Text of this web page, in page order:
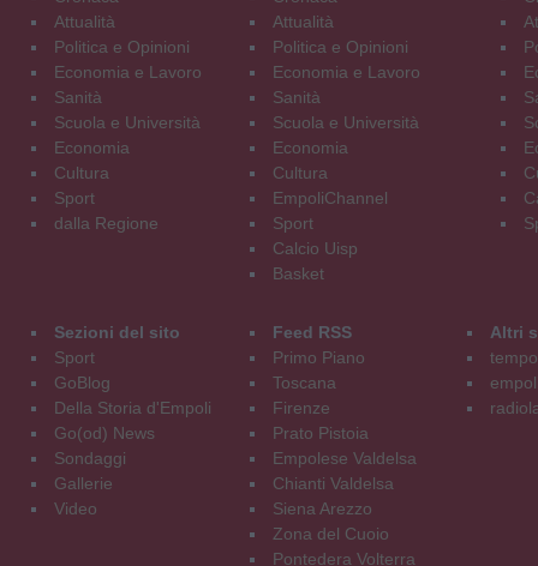
Attualità
Politica e Opinioni
Economia e Lavoro
Sanità
Scuola e Università
Economia
Cultura
Sport
dalla Regione
Attualità
Politica e Opinioni
Economia e Lavoro
Sanità
Scuola e Università
Economia
Cultura
EmpoliChannel
Sport
Calcio Uisp
Basket
Sezioni del sito
Sport
GoBlog
Della Storia d'Empoli
Go(od) News
Sondaggi
Gallerie
Video
Feed RSS
Primo Piano
Toscana
Firenze
Prato Pistoia
Empolese Valdelsa
Chianti Valdelsa
Siena Arezzo
Zona del Cuoio
Pontedera Volterra
Altri